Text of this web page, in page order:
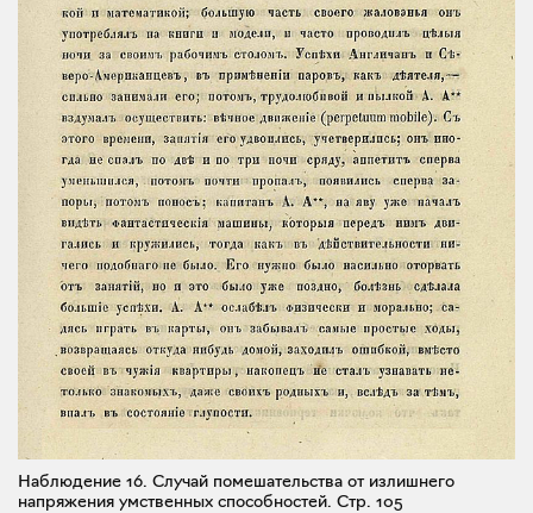
Наблюдение 16. Случай помешательства от излишнего
напряжения умственных способностей. Стр. 105